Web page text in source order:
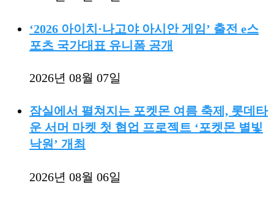
‘2026 아이치·나고야 아시안 게임’ 출전 e스
포츠 국가대표 유니폼 공개
2026년 08월 07일
잠실에서 펼쳐지는 포켓몬 여름 축제, 롯데타
운 서머 마켓 첫 협업 프로젝트 ‘포켓몬 별빛
낙원’ 개최
2026년 08월 06일